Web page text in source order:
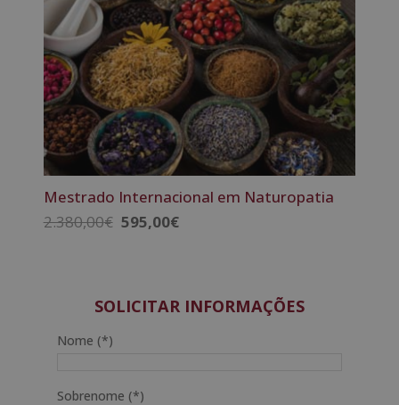
Mestrado Internacional em Naturopatia
2.380,00€ O
2.380,00€.
595,00€O
595,00€.
SOLICITAR INFORMAÇÕES
Nome (*)
Sobrenome (*)